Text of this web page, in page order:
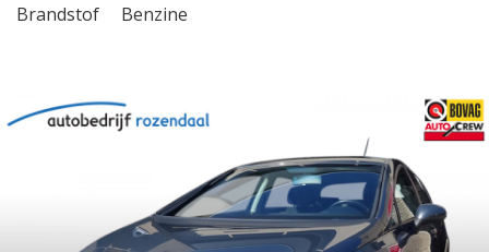
Brandstof
Benzine